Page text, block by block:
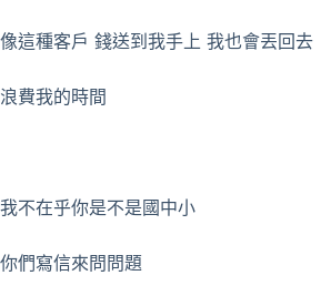
像這種客戶 錢送到我手上 我也會丟回去
浪費我的時間
我不在乎你是不是國中小
你們寫信來問問題